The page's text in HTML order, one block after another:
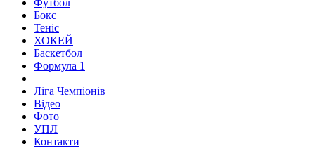
Футбол
Бокс
Теніс
ХОКЕЙ
Баскетбол
Формула 1
Ліга Чемпіонів
Відео
Фото
УПЛ
Контакти